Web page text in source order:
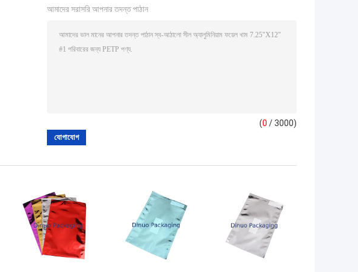
আমাদের সরাসরি আপনার তদন্ত পাঠান
(0 / 3000)